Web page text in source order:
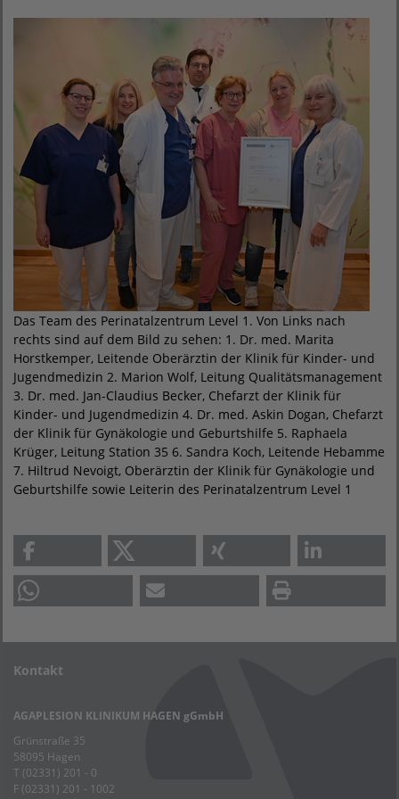
Das Team des Perinatalzentrum Level 1. Von Links nach
rechts sind auf dem Bild zu sehen: 1. Dr. med. Marita
Horstkemper, Leitende Oberärztin der Klinik für Kinder- und
Jugendmedizin 2. Marion Wolf, Leitung Qualitätsmanagement
3. Dr. med. Jan-Claudius Becker, Chefarzt der Klinik für
Kinder- und Jugendmedizin 4. Dr. med. Askin Dogan, Chefarzt
der Klinik für Gynäkologie und Geburtshilfe 5. Raphaela
Krüger, Leitung Station 35 6. Sandra Koch, Leitende Hebamme
7. Hiltrud Nevoigt, Oberärztin der Klinik für Gynäkologie und
Geburtshilfe sowie Leiterin des Perinatalzentrum Level 1
Kontakt
AGAPLESION KLINIKUM HAGEN gGmbH
Grünstraße 35
58095 Hagen
T (02331) 201 - 0
F (02331) 201 - 1002